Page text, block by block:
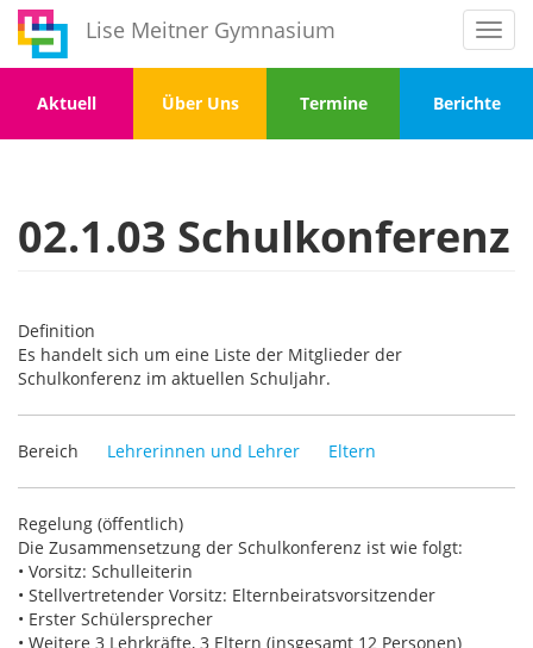
Direkt
zum
Inhalt
Lise Meitner Gymnasium
Menu
1
Aktuell
Menu
2
Über Uns
Menu
3
Termine
Menu
4
Berichte
02.1.03 Schulkonferenz
Definition
Es handelt sich um eine Liste der Mitglieder der
Schulkonferenz im aktuellen Schuljahr.
Bereich Lehrerinnen und Lehrer Eltern
Regelung (öffentlich)
Die Zusammensetzung der Schulkonferenz ist wie folgt:
• Vorsitz: Schulleiterin
• Stellvertretender Vorsitz: Elternbeiratsvorsitzender
• Erster Schülersprecher
• Weitere 3 Lehrkräfte, 3 Eltern (insgesamt 12 Personen)